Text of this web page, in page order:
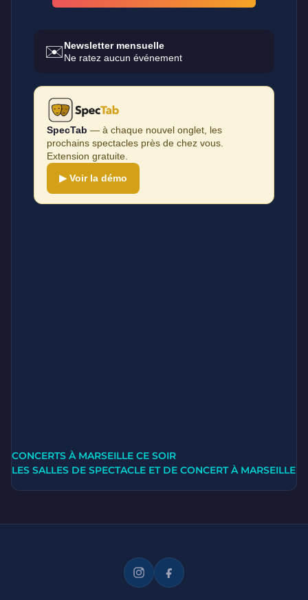
✉️Newsletter mensuelle
Ne ratez aucun événement
SpecTab — à chaque nouvel onglet, les
prochains spectacles près de chez vous.
Extension gratuite.
▶ Voir la démo
CONCERTS À MARSEILLE CE SOIR
LES SALLES DE SPECTACLE ET DE CONCERT À MARSEILLE